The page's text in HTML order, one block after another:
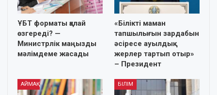
ҰБТ форматы қалай
өзгереді? —
Министрлік маңызды
мәлімдеме жасады
«Білікті маман
тапшылығын зардабын
әсіресе ауылдық
жерлер тартып отыр»
– Президент
АЙМАҚ БІЛІМ